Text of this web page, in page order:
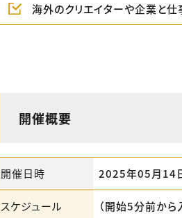
海外のクリエイターや企業と
開催概要
開催日時 2025年05月14
スケジュール
（開始5分前から